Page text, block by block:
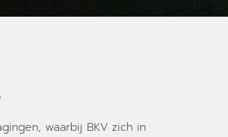
waarbij BKV zich in